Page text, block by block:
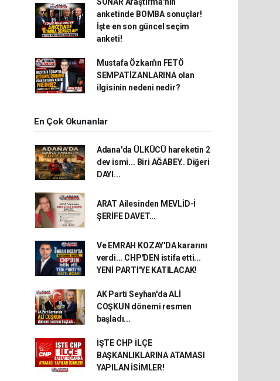
anketinde BOMBA sonuçlar!
İşte en son güncel seçim
anketi!
Mustafa Özkan'ın FETÖ
SEMPATİZANLARINA olan
ilgisinin nedeni nedir?
En Çok Okunanlar
Adana'da ÜLKÜCÜ hareketin 2
dev ismi... Biri AĞABEY.. Diğeri
DAYI...
ARAT Ailesinden MEVLİD-İ
ŞERİFE DAVET...
Ve EMRAH KOZAY'DA kararını
verdi... CHP'DEN istifa etti...
YENİ PARTİ'YE KATILACAK!
AK Parti Seyhan'da ALİ
COŞKUN dönemi resmen
başladı...
İŞTE CHP İLÇE
BAŞKANLIKLARINA ATAMASI
YAPILAN İSİMLER!